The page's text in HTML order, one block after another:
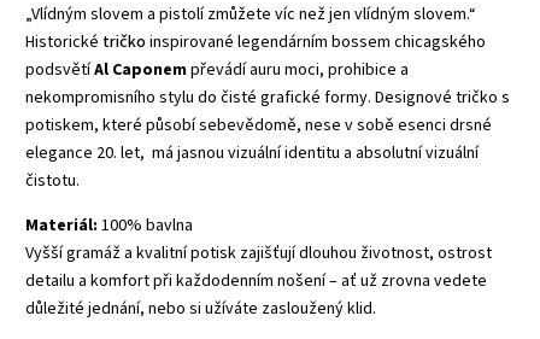
„Vlídným slovem a pistolí zmůžete víc než jen vlídným slovem.“
Historické tričko inspirované legendárním bossem chicagského
podsvětíAl Caponempřevádí auru moci, prohibice a
nekompromisního stylu do čisté grafické formy. Designové tričko s
potiskem, které působí sebevědomě, nese v sobě esenci drsné
elegance 20. let, má jasnou vizuální identitu a absolutní vizuální
čistotu.
Materiál: 100% bavlna
Vyšší gramáž a kvalitní potisk zajišťují dlouhou životnost, ostrost
detailu a komfort při každodenním nošení – ať už zrovna vedete
důležité jednání, nebo si užíváte zasloužený klid.